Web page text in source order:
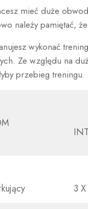
mieć duże
należy pamiętać,
wykonać
Ze względu na
przebieg treningu.
3